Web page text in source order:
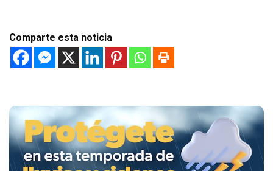
Comparte esta noticia